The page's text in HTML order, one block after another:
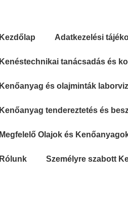
Kezdőlap Adatkezelési
Kenéstechnikai tanácsadás és
Kenőanyag és olajminták
Kenőanyag tendereztetés és
Megfelelő Olajok és
Rólunk Személyre szabott